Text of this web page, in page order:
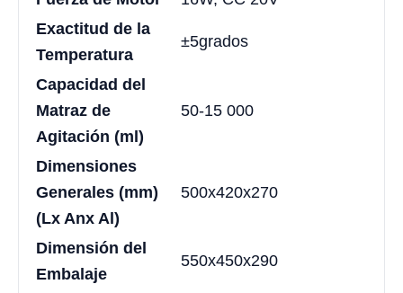
Exactitud de la
Temperatura
±5grados
Capacidad del
Matraz de
Agitación (ml)
50-15 000
Dimensiones
Generales (mm)
(Lx Anx Al)
500x420x270
Dimensión del
Embalaje
550x450x290